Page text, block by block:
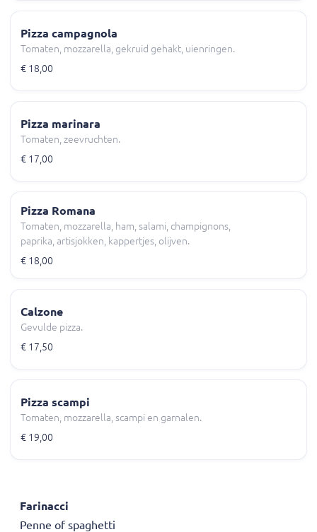
Pizza campagnola
Tomaten, mozzarella, gekruid gehakt, uienringen.
€ 18,00
Pizza marinara
Tomaten, zeevruchten.
€ 17,00
Pizza Romana
Tomaten, mozzarella, ham, salami, champignons,
paprika, artisjokken, kappertjes, olijven.
€ 18,00
Calzone
Gevulde pizza.
€ 17,50
Pizza scampi
Tomaten, mozzarella, scampi en garnalen.
€ 19,00
Farinacci
Penne of spaghetti